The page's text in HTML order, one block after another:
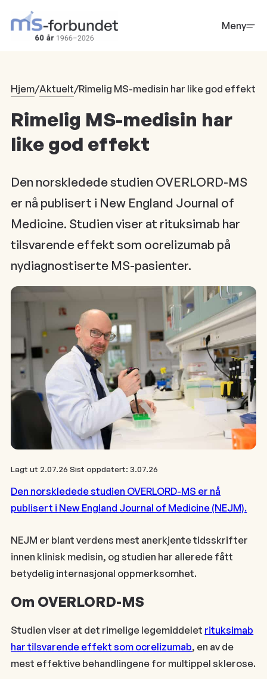
hovedinnhold
Meny
Hjem/Aktuelt/Rimelig MS-medisin har like god effekt
Rimelig MS-medisin har
like god effekt
Den norskledede studien OVERLORD-MS
er nå publisert i New England Journal of
Medicine. Studien viser at rituksimab har
tilsvarende effekt som ocrelizumab på
nydiagnostiserte MS-pasienter.
Lagt ut 2.07.26Sist oppdatert: 3.07.26
Den norskledede studien OVERLORD-MS er nå
publisert i New England Journal of Medicine (NEJM).
NEJM er blant verdens mest anerkjente tidsskrifter
innen klinisk medisin, og studien har allerede fått
betydelig internasjonal oppmerksomhet.
Om OVERLORD-MS
Studien viser at det rimelige legemiddelet rituksimab
har tilsvarende effekt som ocrelizumab, en av de
mest effektive behandlingene for multippel sklerose.